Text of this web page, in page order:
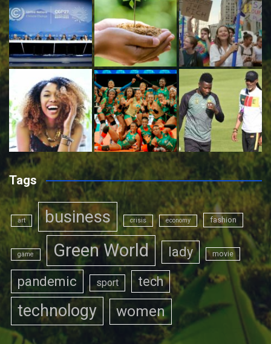
Tags
art business crisis economy fashion
game Green World lady movie
pandemic sport tech
technology women